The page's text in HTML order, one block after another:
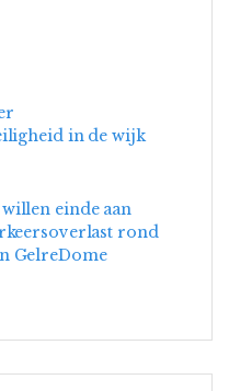
in de wijk
einde aan
rond
GelreDome